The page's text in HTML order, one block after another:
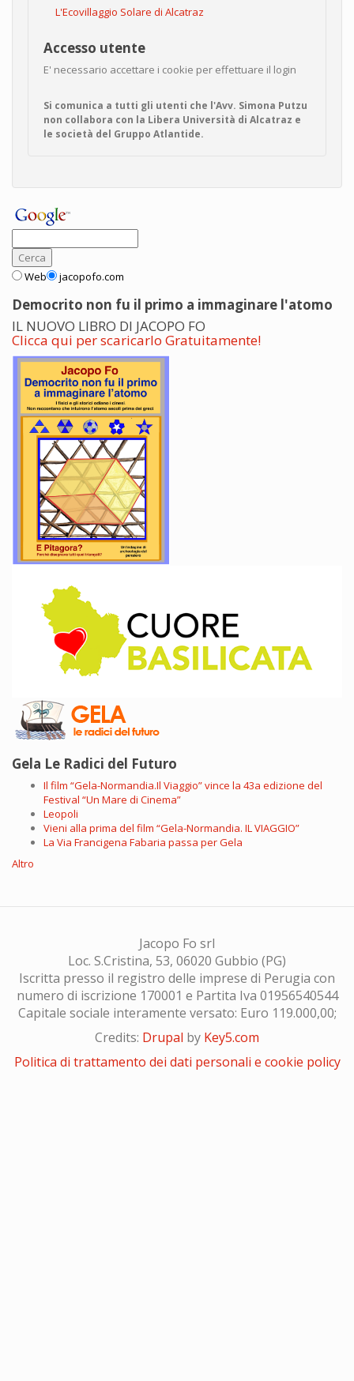
L'Ecovillaggio Solare di Alcatraz
Accesso utente
E' necessario accettare i cookie per effettuare il login
Si comunica a tutti gli utenti che l'Avv. Simona Putzu
non collabora con la Libera Università di Alcatraz e
le società del Gruppo Atlantide.
Web jacopofo.com
Democrito non fu il primo a immaginare l'atomo
IL NUOVO LIBRO DI JACOPO FO
Clicca qui per scaricarlo Gratuitamente!
Gela Le Radici del Futuro
Il film “Gela-Normandia.Il Viaggio” vince la 43a edizione del
Festival “Un Mare di Cinema”
Leopoli
Vieni alla prima del film “Gela-Normandia. IL VIAGGIO”
La Via Francigena Fabaria passa per Gela
Altro
Jacopo Fo srl
Loc. S.Cristina, 53, 06020 Gubbio (PG)
Iscritta presso il registro delle imprese di Perugia con
numero di iscrizione 170001 e Partita Iva 01956540544
Capitale sociale interamente versato: Euro 119.000,00;
Credits: Drupal by Key5.com
Politica di trattamento dei dati personali e cookie policy